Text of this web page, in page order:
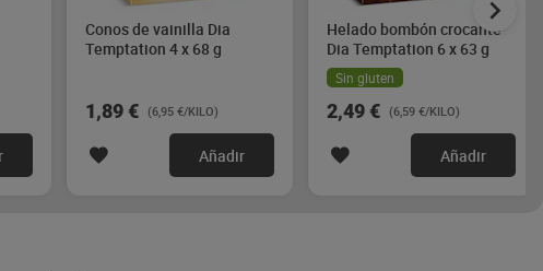
Conos de vainilla Dia
Temptation 4 x 68 g
1,89 € (6,95 €/KILO)
Añadir
Helado bombón crocante
Dia Temptation 6 x 63 g
Sin gluten
2,49 € (6,59 €/KILO)
Añadir